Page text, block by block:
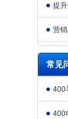
提
营
常见
400
400